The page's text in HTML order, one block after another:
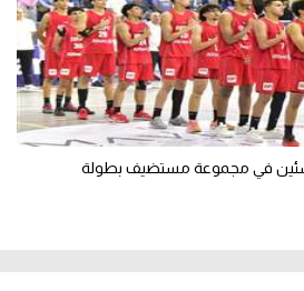
في مجموعة مستضيف بطولة